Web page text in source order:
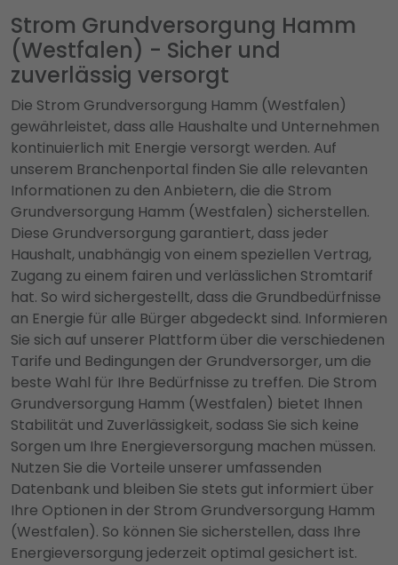
Strom Grundversorgung Hamm
(Westfalen) - Sicher und
zuverlässig versorgt
Die Strom Grundversorgung Hamm (Westfalen)
gewährleistet, dass alle Haushalte und Unternehmen
kontinuierlich mit Energie versorgt werden. Auf
unserem Branchenportal finden Sie alle relevanten
Informationen zu den Anbietern, die die Strom
Grundversorgung Hamm (Westfalen) sicherstellen.
Diese Grundversorgung garantiert, dass jeder
Haushalt, unabhängig von einem speziellen Vertrag,
Zugang zu einem fairen und verlässlichen Stromtarif
hat. So wird sichergestellt, dass die Grundbedürfnisse
an Energie für alle Bürger abgedeckt sind. Informieren
Sie sich auf unserer Plattform über die verschiedenen
Tarife und Bedingungen der Grundversorger, um die
beste Wahl für Ihre Bedürfnisse zu treffen. Die Strom
Grundversorgung Hamm (Westfalen) bietet Ihnen
Stabilität und Zuverlässigkeit, sodass Sie sich keine
Sorgen um Ihre Energieversorgung machen müssen.
Nutzen Sie die Vorteile unserer umfassenden
Datenbank und bleiben Sie stets gut informiert über
Ihre Optionen in der Strom Grundversorgung Hamm
(Westfalen). So können Sie sicherstellen, dass Ihre
Energieversorgung jederzeit optimal gesichert ist.